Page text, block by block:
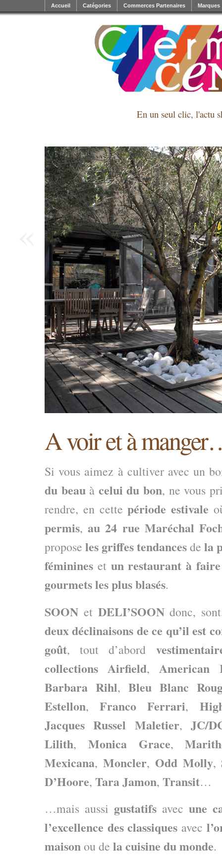
En un seul clic, l'actu
Accueil Catégories Commerces Partenaires Marques
A voir et à
Si vous aimez à cultiver avec un
du beauà celui du bon, ne vous
rendre, en cettepériode estivale
permis,au 24 rue Maréchal
propose les griffes tendancesde la
féminines et un restaurant à
gourmets les plus blasés.
SOON et DELI’SOONdonc,
deux déclinaisons de ce qu’il est
goût, tout d’abord
collections Airfield,American
Barbara Rihl, Bleu Blanc
Estellon,Franco Ferrari,
Jacques Russel Maletier,JC/
Lilith, Monica Grace,
Mexicana, Moncler, Odd Molly,
D’Hoore, Tara Jamon, Transit…
…mais aussi gustatifs avec une
l’excellence des classiques avec
maisonou de la cuisine du monde.